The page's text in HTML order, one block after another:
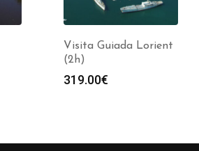
Visita Guiada Lorient
(2h)
319.00€